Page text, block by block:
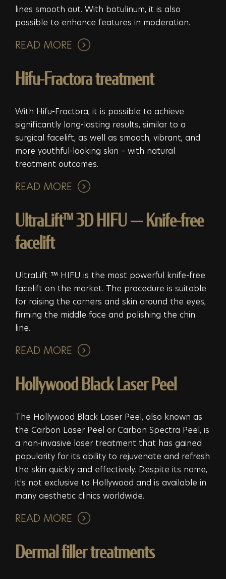
lines smooth out. With botulinum, it is also
possible to enhance features in moderation.
READ MORE
Hifu-Fractora treatment
With Hifu-Fractora, it is possible to achieve
significantly long-lasting results, similar to a
surgical facelift, as well as smooth, vibrant, and
more youthful-looking skin – with natural
treatment outcomes.
READ MORE
UltraLift™ 3D HIFU — Knife-free
facelift
UltraLift ™ HIFU is the most powerful knife-free
facelift on the market. The procedure is suitable
for raising the corners and skin around the eyes,
firming the middle face and polishing the chin
line.
READ MORE
Hollywood Black Laser Peel
The Hollywood Black Laser Peel, also known as
the Carbon Laser Peel or Carbon Spectra Peel, is
a non-invasive laser treatment that has gained
popularity for its ability to rejuvenate and refresh
the skin quickly and effectively. Despite its name,
it's not exclusive to Hollywood and is available in
many aesthetic clinics worldwide.
READ MORE
Dermal filler treatments